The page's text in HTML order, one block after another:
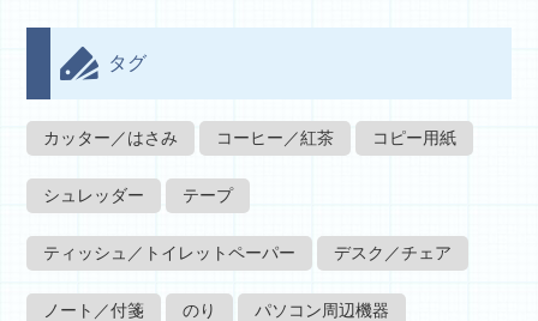
タグ
カッター／はさみ コーヒー／紅茶 コピー用紙
シュレッダー テープ
ティッシュ／トイレットペーパー デスク／チェア
ノート／付箋 のり パソコン周辺機器